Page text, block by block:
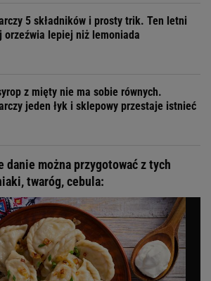
5 składników i prosty trik. Ten letni
orzeźwia lepiej niż lemoniada
z mięty nie ma sobie równych.
jeden łyk i sklepowy przestaje istnieć
danie można przygotować z tych
twaróg, cebula: